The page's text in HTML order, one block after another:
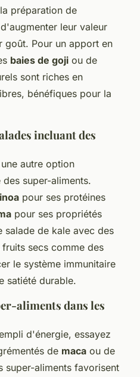
préparation de
leur valeur
goût. Pour un apport en
baies de goji ou de
sont riches en
bénéfiques pour la
incluant des
autre option
super-aliments.
pour ses protéines
pour ses propriétés
salade de kale avec des
secs comme des
le système immunitaire
satiété durable.
aliments dans les
d'énergie, essayez
de maca ou de
super-aliments favorisent